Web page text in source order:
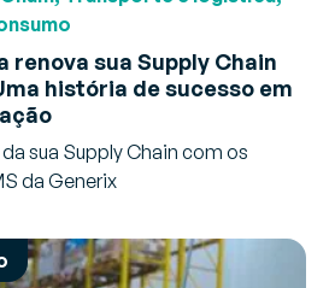
renova sua Supply Chain
história de sucesso em
sua Supply Chain com os
da Generix